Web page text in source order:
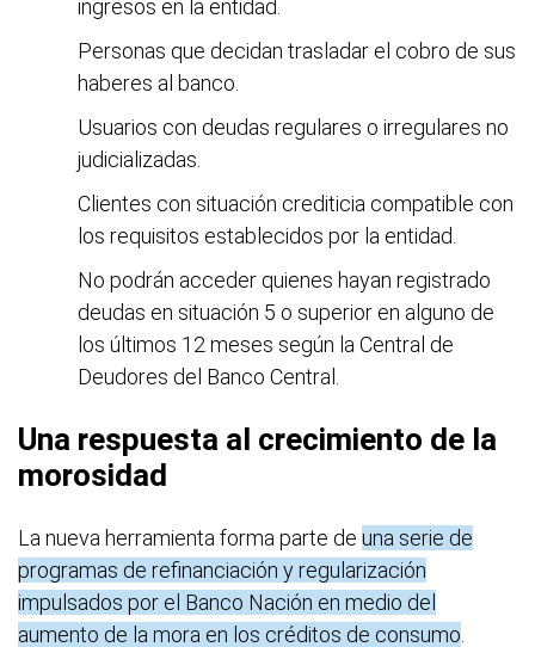
ingresos en la entidad.
Personas que decidan trasladar el cobro de sus
haberes al banco.
Usuarios con deudas regulares o irregulares no
judicializadas.
Clientes con situación crediticia compatible con
los requisitos establecidos por la entidad.
No podrán acceder quienes hayan registrado
deudas en situación 5 o superior en alguno de
los últimos 12 meses según la Central de
Deudores del Banco Central.
Una respuesta al crecimiento de la
morosidad
La nueva herramienta forma parte de una serie de
programas de refinanciación y regularización
impulsados por el Banco Nación en medio del
aumento de la mora en los créditos de consumo.